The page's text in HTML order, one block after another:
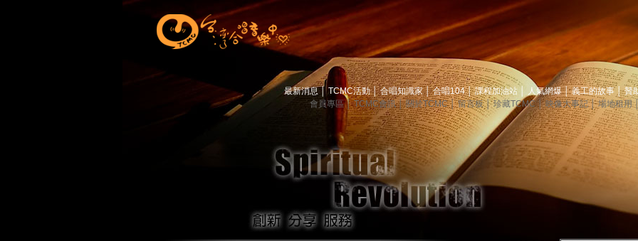
最新消息 TCMC活動│ 合唱知識家│ 合唱104│ 課程加油站 人氣網爆│ 義工的故事 │ 贊
會員專區│ TCMC會訊│ 關於TCMC│ 留言板│ 珍藏TCMC│ 映像大事記│ 場地租用│